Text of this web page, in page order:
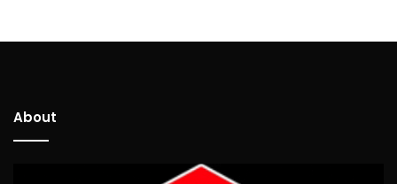
About